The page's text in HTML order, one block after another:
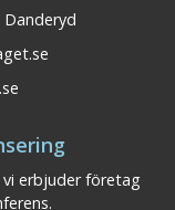
Danderyd
erbjuder företag